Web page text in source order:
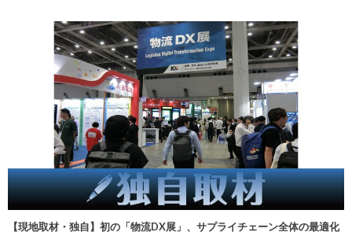
【現地取材・独自】初の「物流DX展」、サプライチェーン全体の最適化